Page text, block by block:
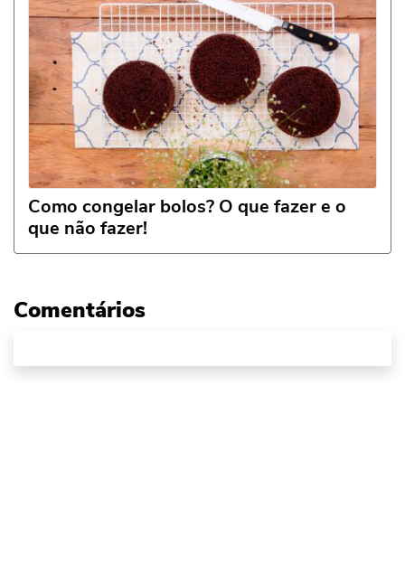
Como congelar bolos? O que fazer e o
que não fazer!
Comentários